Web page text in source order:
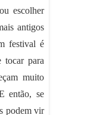
escolher
antigos
festival é
tocar para
muito
então, se
podem vir